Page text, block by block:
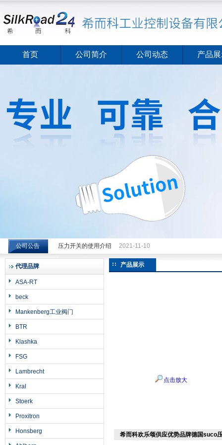
希而科工业控制设备（上海）有限公司
首页 公司简介 公司动态 产品
公司公告 压力开关的使用介绍 2021-11-10
代理品牌
ASA-RT
beck
Mankenberg工业阀门
BTR
Klashka
FSG
Lambrecht
Kral
Stoerk
Proxitron
Honsberg
产品展示
点击放大
希而科欢乐颂供应优势品牌德国suco